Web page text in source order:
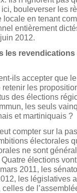
bouleverser les
en tenant
entièrement
2012.
les
ils accepter que
les
des élections
les seuls
et martiniquais ?
compter sur la
électorales
ne sont
élections
2011, les
les législatives
de